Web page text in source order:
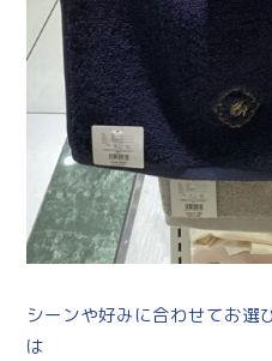
シーンや好みに合わせてお選
は